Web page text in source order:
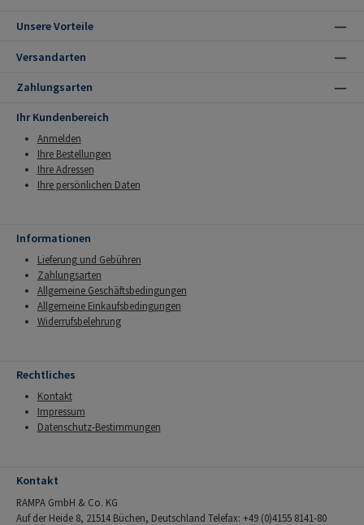
Unsere Vorteile
Versandarten
Zahlungsarten
Ihr Kundenbereich
Anmelden
Ihre Bestellungen
Ihre Adressen
Ihre persönlichen Daten
Informationen
Lieferung und Gebühren
Zahlungsarten
Allgemeine Geschäftsbedingungen
Allgemeine Einkaufsbedingungen
Widerrufsbelehrung
Rechtliches
Kontakt
Impressum
Datenschutz-Bestimmungen
Kontakt
RAMPA GmbH & Co. KG
Auf der Heide 8, 21514 Büchen, Deutschland Telefax: +49 (0)4155 8141-80